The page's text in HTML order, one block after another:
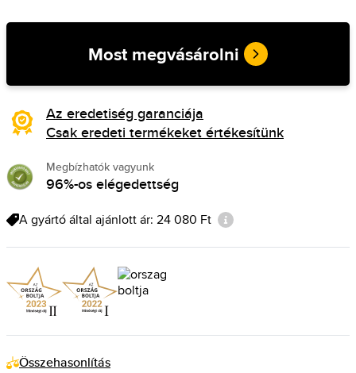
Most megvásárolni
Az eredetiség garanciája
Csak eredeti termékeket értékesítünk
Megbízhatók vagyunk
96%-os elégedettség
A gyártó által ajánlott ár: 24 080 Ft
Összehasonlítás